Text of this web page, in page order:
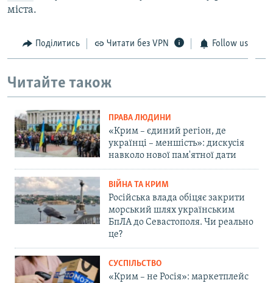
міста.
Поділитись Читати без VPN Follow us
Читайте також
ПРАВА ЛЮДИНИ
«Крим – єдиний регіон, де
українці – меншість»: дискусія
навколо нової пам'ятної дати
ВІЙНА ТА КРИМ
Російська влада обіцяє закрити
морський шлях українським
БпЛА до Севастополя. Чи реально
це?
СУСПІЛЬСТВО
«Крим – не Росія»: маркетплейс